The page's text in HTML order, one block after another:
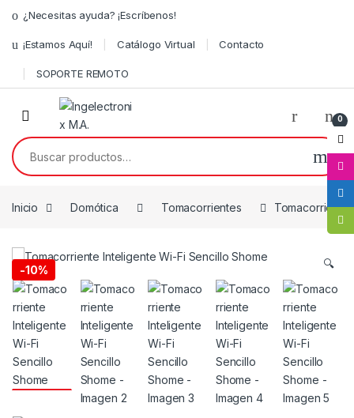
¿Necesitas ayuda? ¡Escríbenos!
¡Estamos Aquí! Catálogo Virtual Contacto
SOPORTE REMOTO
0
Inicio Domótica Tomacorrientes Tomacorriente
-10% 🔍